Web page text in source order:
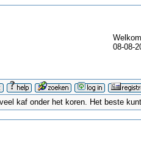
08-08-
kaf onder het koren. Het beste